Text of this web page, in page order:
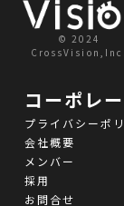
© 2024
CrossVision,Inc.
コーポレ
プライバシーポ
会社概要
メンバー
採用
お問合せ